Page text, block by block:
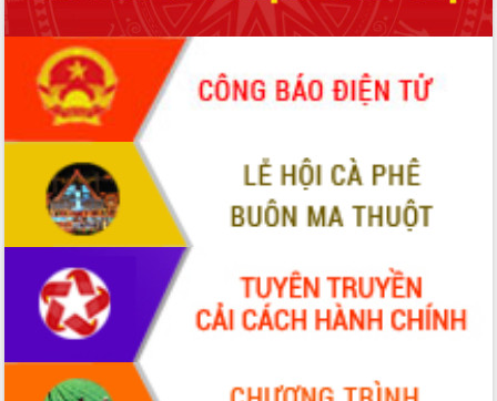
Diễn đàn Kinh tế tư nhân Việt Nam đột
phá cơ chế - Hợp tác công tư
Đề án 06 tạo bước ngoặt đột phá trong
cải cách hành chính tỉnh Đắk Lắk
Kết nối tour, đẩy mạnh chuyển đổi số
để phát triển du lịch Đắk Lắk
Khởi động Dự án Đầu tư xây dựng hạ
tầng kỹ thuật Cụm công nghiệp Tân
Gặp mặt các cơ quan báo chí nhân Kỷ
niệm 101 năm Ngày Báo chí Cách
mạng Việt Nam
Đắk Lắk sơ kết 4 năm triển khai thực
hiện Đề án 06 của Chính phủ
Họp báo thông tin về Hội nghị Công bố
Quy hoạch và Xúc tiến đầu tư tỉnh Đắk